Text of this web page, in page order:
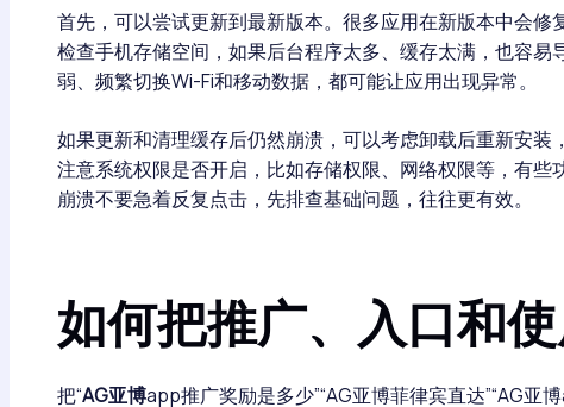
首先，可以尝试更新到最新版本。很多应用在新版本中会修
检查手机存储空间，如果后台程序太多、缓存太满，也容
弱、频繁切换Wi-Fi和移动数据，都可能让应用出现异常。
如果更新和清理缓存后仍然崩溃，可以考虑卸载后重新安
注意系统权限是否开启，比如存储权限、网络权限等，有
崩溃不要急着反复点击，先排查基础问题，往往更有效。
如何把推广、入口和
把“AG亚博app推广奖励是多少”“AG亚博菲律宾直达”“AG